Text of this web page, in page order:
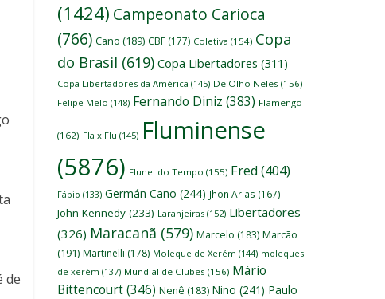
de
(1424) Campeonato Carioca
(766) Cano (189) CBF (177) Coletiva (154) Copa
do Brasil (619) Copa Libertadores (311)
Copa Libertadores da América (145) De Olho Neles (156)
Felipe Melo (148) Fernando Diniz (383) Flamengo
(162) Fla x Flu (145) Fluminense
(5876) Flunel do Tempo (155) Fred (404)
Fábio (133) Germán Cano (244) Jhon Arias (167)
John Kennedy (233) Laranjeiras (152) Libertadores
(326) Maracanã (579) Marcelo (183) Marcão
(191) Martinelli (178) Moleque de Xerém (144) moleques
de xerém (137) Mundial de Clubes (156) Mário
Bittencourt(346) Nenê (183) Nino (241) Paulo